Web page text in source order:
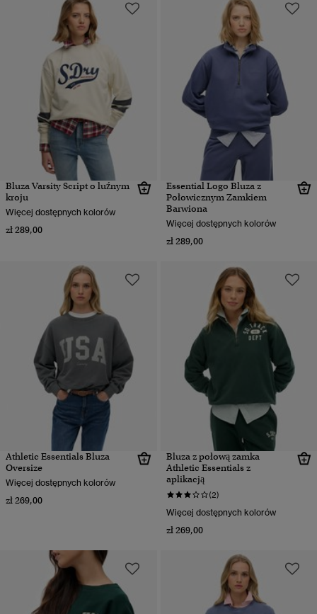
Bluza Varsity Script o luźnym
kroju
Więcej dostępnych kolorów
zł 289,00
Essential Logo Bluza z
Połowicznym Zamkiem
Barwiona
Więcej dostępnych kolorów
zł 289,00
Athletic Essentials Bluza
Oversize
Więcej dostępnych kolorów
zł 269,00
Bluza z połową zamka
Athletic Essentials z
aplikacją
(2)
Więcej dostępnych kolorów
zł 269,00